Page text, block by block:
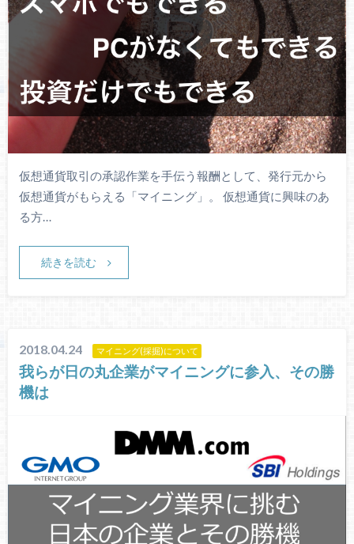
仮想通貨取引の承認作業を手伝う報酬として、発行元から
仮想通貨がもらえる「マイニング」。 仮想通貨に興味のあ
る方…
続きを読む
2018.04.24 マイニング(採掘)について
我らが日の丸企業がマイニングに参入、その勝
機は